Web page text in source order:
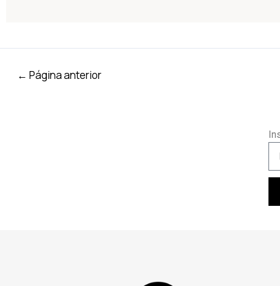
← Página anterior